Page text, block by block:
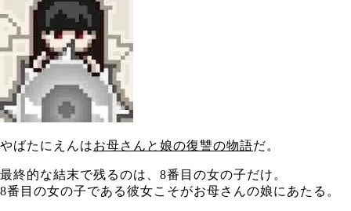
やばたにえんはお母さんと娘の復讐の物語だ。
最終的な結末で残るのは、8番目の女の子だけ。
8番目の女の子である彼女こそがお母さんの娘にあたる。